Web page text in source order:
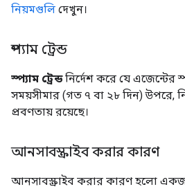
নিয়মগুলি দেখুন।
স্প্যাম ট্রেন্ড
স্প্যাম ট্রেন্ডনির্দেশ করে যে এজেন্টের
সময়সীমার (গত ৭ বা ২৮ দিন) উপরে,
প্রবণতায় রয়েছে।
আনসাবস্ক্রাইব করার কারণ
আনসাবস্ক্রাইব করার কারণ হলো